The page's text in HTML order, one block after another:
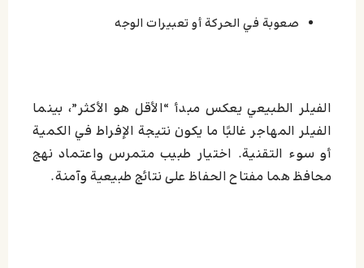
صعوبة في الحركة أو تعبيرات الوجه
الفيلر الطبيعي يعكس مبدأ “الأقل هو الأكثر”، بينما
الفيلر المهاجر غالبًا ما يكون نتيجة الإفراط في الكمية
أو سوء التقنية. اختيار طبيب متمرس واعتماد نهج
محافظ هما مفتاح الحفاظ على نتائج طبيعية وآمنة.